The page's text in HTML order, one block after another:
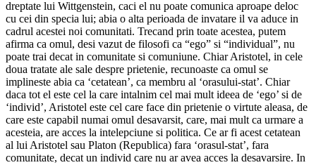
dreptate lui Wittgenstein, caci el nu poate comunica aproape deloc
cu cei din specia lui; abia o alta perioada de invatare il va aduce in
cadrul acestei noi comunitati. Trecand prin toate acestea, putem
afirma ca omul, desi vazut de filosofi ca “ego” si “individual”, nu
poate trai decat in comunitate si comuniune. Chiar Aristotel, in cele
doua tratate ale sale despre prietenie, recunoaste ca omul se
implineste abia ca ‘cetatean’, ca membru al ‘orasului-stat’. Chiar
daca tot el este cel la care intalnim cel mai mult ideea de ‘ego’ si de
‘individ’, Aristotel este cel care face din prietenie o virtute aleasa, de
care este capabil numai omul desavarsit, care, mai mult ca urmare a
acesteia, are acces la intelepciune si politica. Ce ar fi acest cetatean
al lui Aristotel sau Platon (Republica) fara ‘orasul-stat’, fara
comunitate, decat un individ care nu ar avea acces la desavarsire. In